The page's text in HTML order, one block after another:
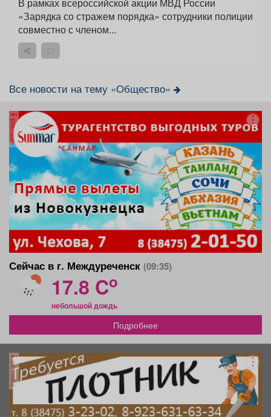
В рамках всероссийской акции МВД России
«Зарядка со стражем порядка» сотрудники полиции
совместно с членом...
Все новости на тему «Общество»
реклама
Сейчас в г. Междуреченск (09:35)
17.8 Co
небольшой дождь
Подробнее
реклама